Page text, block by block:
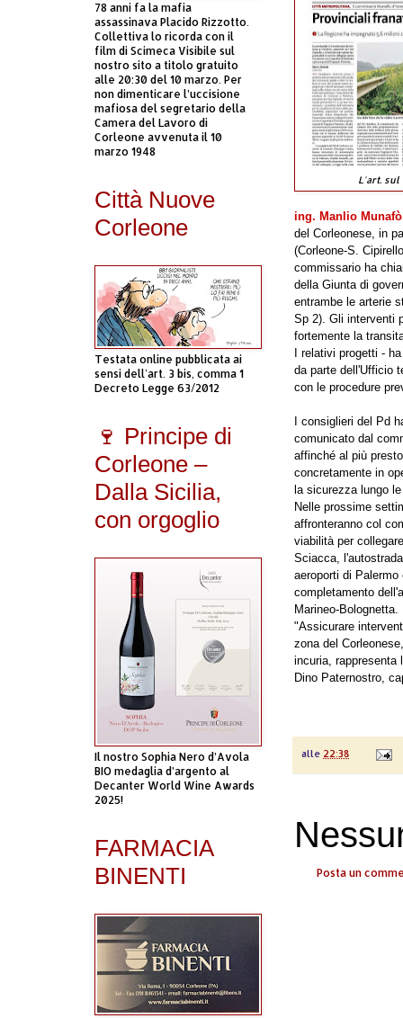
L'art. sul
ing. Manlio
del Corleonese, in
(Corleone-S.
commissario ha
della Giunta di
entrambe le arterie
Sp 2). Gli interventi
fortemente la
I relativi progetti -
da parte dell'Ufficio
con le procedure
I consiglieri del Pd
comunicato dal
affinché al più
concretamente in
la sicurezza lungo
Nelle prossime
affronteranno col
viabilità per
Sciacca,
aeroporti di
completamento
Marineo-Bolognetta.
"Assicurare
zona del
incuria, rappresenta
Dino Paternostro,
alle 22:38
Posta un
78 anni fa la mafia
assassinava Placido Rizzotto.
Collettiva lo ricorda con il
film di Scimeca Visibile sul
nostro sito a titolo gratuito
alle 20:30 del 10 marzo. Per
non dimenticare l’uccisione
mafiosa del segretario della
Camera del Lavoro di
Corleone avvenuta il 10
marzo 1948
Città Nuove
Corleone
Testata online pubblicata ai
sensi dell'art. 3 bis, comma 1
Decreto Legge 63/2012
🍷 Principe di
Corleone –
Dalla Sicilia,
con orgoglio
Il nostro Sophia Nero d’Avola
BIO medaglia d’argento al
Decanter World Wine Awards
2025!
FARMACIA
BINENTI